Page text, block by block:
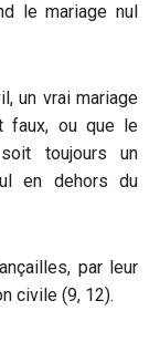
le mariage nul
un vrai mariage
faux, ou que le
toujours un
en dehors du
par leur
civile (9, 12).